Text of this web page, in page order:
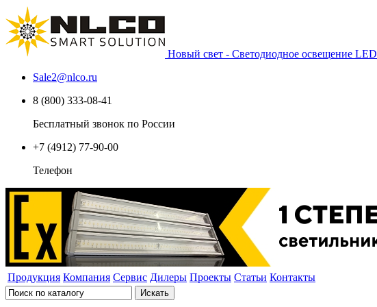
Новый свет - Светодиодное освещение LED
Sale2@nlco.ru
8 (800) 333-08-41
Бесплатный звонок по России
+7 (4912) 77-90-00
Телефон
Продукция Компания Сервис Дилеры Проекты Статьи Контакты